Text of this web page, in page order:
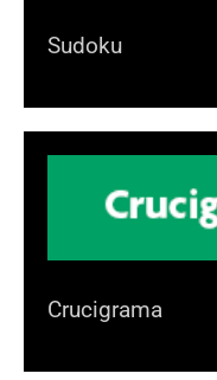
Sudoku
Crucigrama